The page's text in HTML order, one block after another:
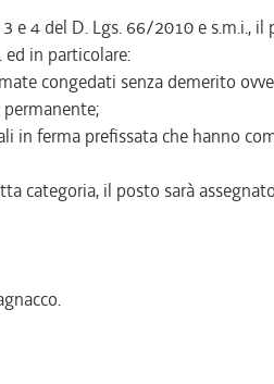
e 4 del D. Lgs. 66/2010 e s.m.i., il
in particolare:
congedati senza demerito
in ferma prefissata che hanno
categoria, il posto sarà